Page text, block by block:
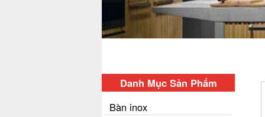
Danh Mục Sản Phẩm
Bàn inox